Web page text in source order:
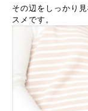
その辺をしっかり
スメです。